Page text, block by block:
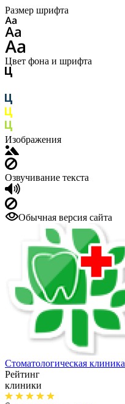
Размер шрифта
Цвет фона и шрифта
Изображения
Озвучивание текста
Обычная версия сайта
Стоматологическая клиника
Рейтинг
клиники